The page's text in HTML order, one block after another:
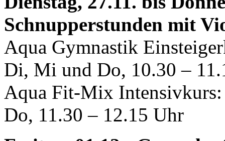
Schnupperstunden mit
Aqua Gymnastik
Di, Mi und Do, 10.30 –
Aqua Fit-Mix Intensivkurs:
Do, 11.30 – 12.15 Uhr